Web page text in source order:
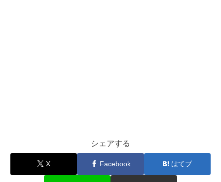
シェアする
X Facebook はてブ